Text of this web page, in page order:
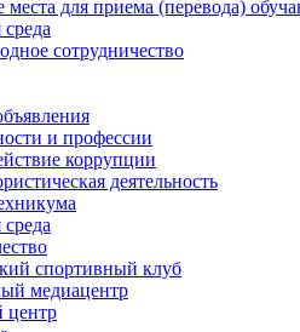
места для приема (перевода)
сотрудничество
и профессии
коррупции
деятельность
спортивный клуб
медиацентр
центр